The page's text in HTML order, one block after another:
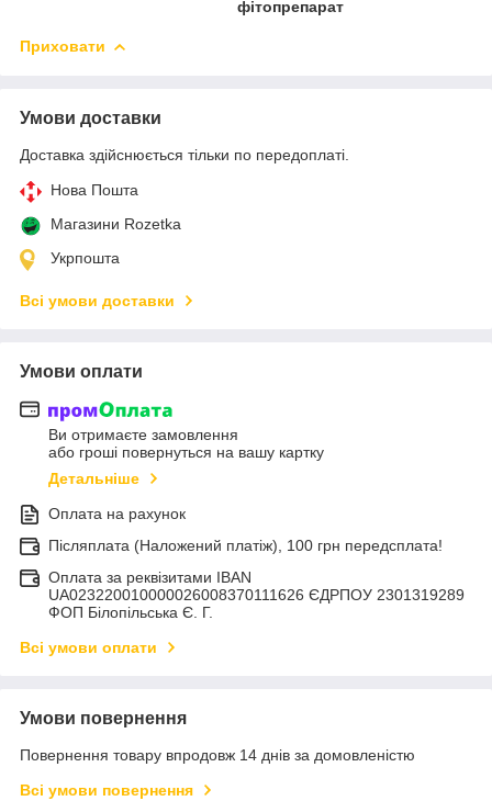
фітопрепарат
Приховати
Умови доставки
Доставка здійснюється тільки по передоплаті.
Нова Пошта
Магазини Rozetka
Укрпошта
Всі умови доставки
Умови оплати
Ви отримаєте замовлення
або гроші повернуться на вашу картку
Детальніше
Оплата на рахунок
Післяплата (Наложений платіж), 100 грн передсплата!
Оплата за реквізитами IBAN
UA023220010000026008370111626 ЄДРПОУ 2301319289
ФОП Білопільська Є. Г.
Всі умови оплати
Умови повернення
Повернення товару впродовж 14 днів за домовленістю
Всі умови повернення